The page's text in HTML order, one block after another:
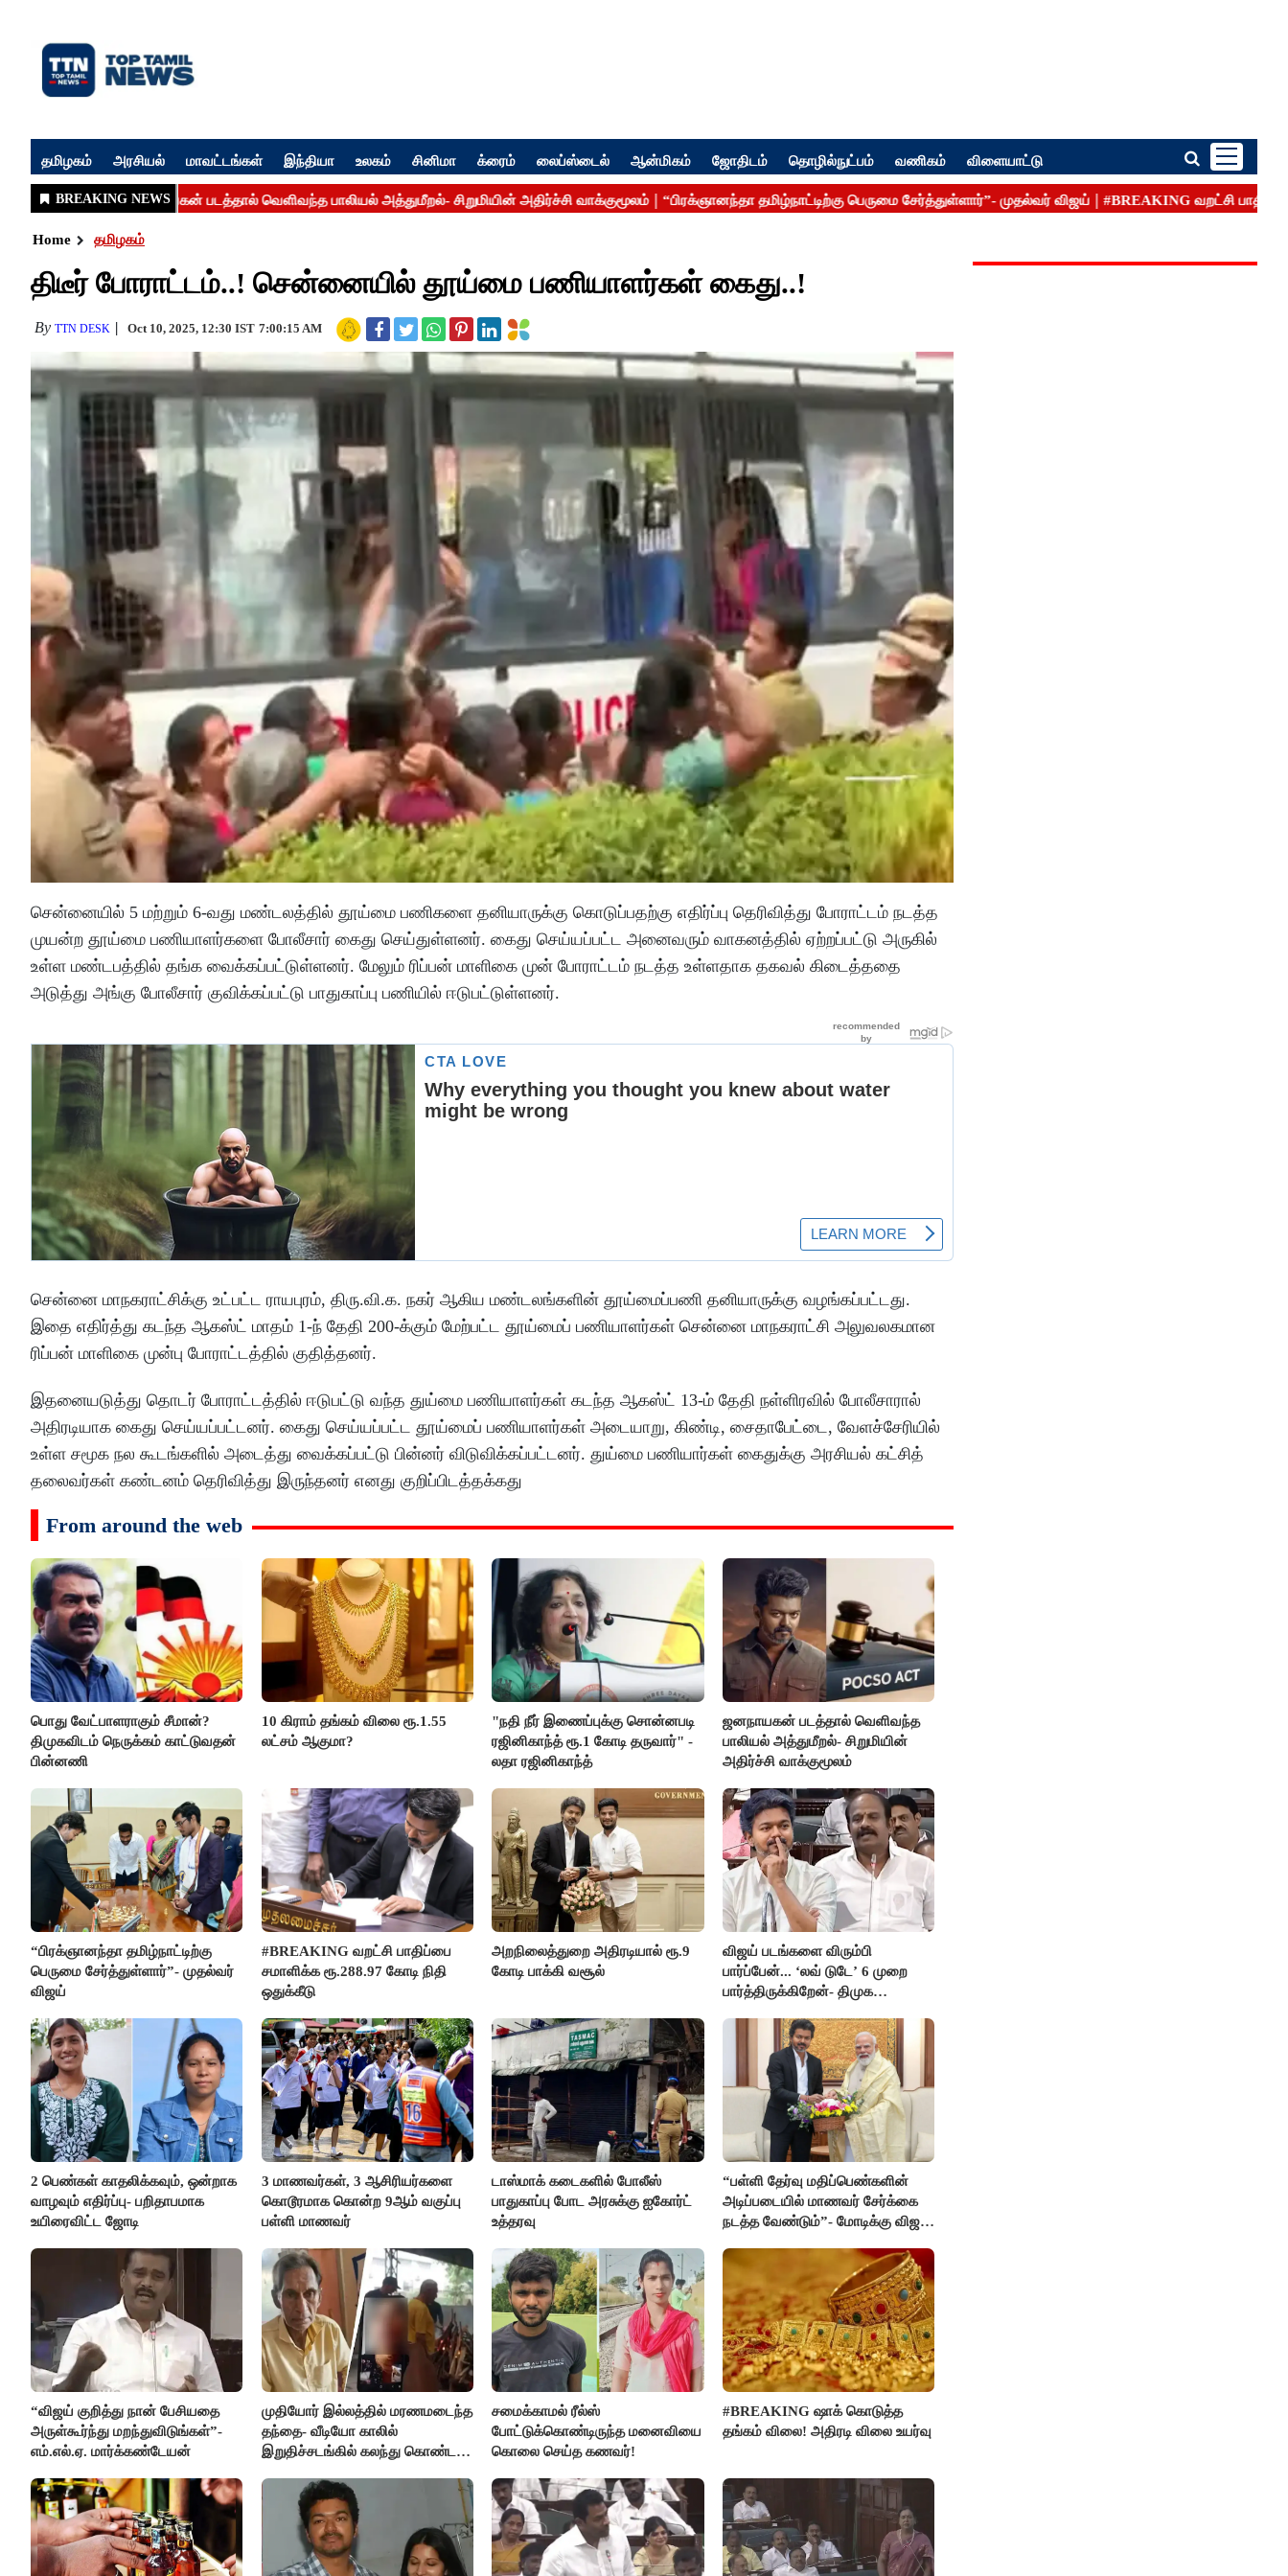
தமிழகம் அரசியல் மாவட்டங்கள் இந்தியா உலகம் சினிமா க்ரைம் லைப்ஸ்டைல் ஆன்மிகம் ஜோதிடம் தொழில்நுட்பம் வணிகம் விளையாட்டு
Home தமிழகம்
திடீர் போராட்டம்..! சென்னையில் தூய்மை பணியாளர்கள் கைது..!
By TTN DESK Oct 10, 2025, 12:30 IST 7:00:15 AM
சென்னையில் 5 மற்றும் 6-வது மண்டலத்தில் தூய்மை பணிகளை தனியாருக்கு கொடுப்பதற்கு எதிர்ப்பு தெரிவித்து போராட்டம் நடத்த
முயன்ற தூய்மை பணியாளர்களை போலீசார் கைது செய்துள்ளனர். கைது செய்யப்பட்ட அனைவரும் வாகனத்தில் ஏற்றப்பட்டு அருகில்
உள்ள மண்டபத்தில் தங்க வைக்கப்பட்டுள்ளனர். மேலும் ரிப்பன் மாளிகை முன் போராட்டம் நடத்த உள்ளதாக தகவல் கிடைத்ததை
அடுத்து அங்கு போலீசார் குவிக்கப்பட்டு பாதுகாப்பு பணியில் ஈடுபட்டுள்ளனர்.
சென்னை மாநகராட்சிக்கு உட்பட்ட ராயபுரம், திரு.வி.க. நகர் ஆகிய மண்டலங்களின் தூய்மைப்பணி தனியாருக்கு வழங்கப்பட்டது.
இதை எதிர்த்து கடந்த ஆகஸ்ட் மாதம் 1-ந் தேதி 200-க்கும் மேற்பட்ட தூய்மைப் பணியாளர்கள் சென்னை மாநகராட்சி அலுவலகமான
ரிப்பன் மாளிகை முன்பு போராட்டத்தில் குதித்தனர்.
இதனையடுத்து தொடர் போராட்டத்தில் ஈடுபட்டு வந்த துய்மை பணியாளர்கள் கடந்த ஆகஸ்ட் 13-ம் தேதி நள்ளிரவில் போலீசாரால்
அதிரடியாக கைது செய்யப்பட்டனர். கைது செய்யப்பட்ட தூய்மைப் பணியாளர்கள் அடையாறு, கிண்டி, சைதாபேட்டை, வேளச்சேரியில்
உள்ள சமூக நல கூடங்களில் அடைத்து வைக்கப்பட்டு பின்னர் விடுவிக்கப்பட்டனர். துய்மை பணியார்கள் கைதுக்கு அரசியல் கட்சித்
தலைவர்கள் கண்டனம் தெரிவித்து இருந்தனர் எனது குறிப்பிடத்தக்கது
From around the web
பொது வேட்பாளராகும் சீமான்?
திமுகவிடம் நெருக்கம் காட்டுவதன்
பின்னணி
10 கிராம் தங்கம் விலை ரூ.1.55
லட்சம் ஆகுமா?
"நதி நீர் இணைப்புக்கு சொன்னபடி
ரஜினிகாந்த் ரூ.1 கோடி தருவார்" -
லதா ரஜினிகாந்த்
ஜனநாயகன் படத்தால் வெளிவந்த
பாலியல் அத்துமீறல்- சிறுமியின்
அதிர்ச்சி வாக்குமூலம்
“பிரக்ஞானந்தா தமிழ்நாட்டிற்கு
பெருமை சேர்த்துள்ளார்”- முதல்வர்
விஜய்
#BREAKING வறட்சி பாதிப்பை
சமாளிக்க ரூ.288.97 கோடி நிதி
ஒதுக்கீடு
அறநிலைத்துறை அதிரடியால் ரூ.9
கோடி பாக்கி வசூல்
விஜய் படங்களை விரும்பி
பார்ப்பேன்... ‘லவ் டுடே’ 6 முறை
பார்த்திருக்கிறேன்- திமுக
2 பெண்கள் காதலிக்கவும், ஒன்றாக
வாழவும் எதிர்ப்பு- பறிதாபமாக
உயிரைவிட்ட ஜோடி
3 மாணவர்கள், 3 ஆசிரியர்களை
கொடூரமாக கொன்ற 9ஆம் வகுப்பு
பள்ளி மாணவர்
டாஸ்மாக் கடைகளில் போலீஸ்
பாதுகாப்பு போட அரசுக்கு ஐகோர்ட்
உத்தரவு
“பள்ளி தேர்வு மதிப்பெண்களின்
அடிப்படையில் மாணவர் சேர்க்கை
நடத்த வேண்டும்”- மோடிக்கு விஜய்
“விஜய் குறித்து நான் பேசியதை
அருள்கூர்ந்து மறந்துவிடுங்கள்”-
எம்.எல்.ஏ. மார்க்கண்டேயன்
முதியோர் இல்லத்தில் மரணமடைந்த
தந்தை- வீடியோ காலில்
இறுதிச்சடங்கில் கலந்து கொண்ட
சமைக்காமல் ரீல்ஸ்
போட்டுக்கொண்டிருந்த மனைவியை
கொலை செய்த கணவர்!
#BREAKING ஷாக் கொடுத்த
தங்கம் விலை! அதிரடி விலை உயர்வு